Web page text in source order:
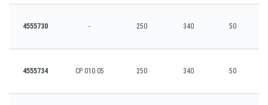
4555730 - 250 340 50
4555734 CP 010.05 250 340 50